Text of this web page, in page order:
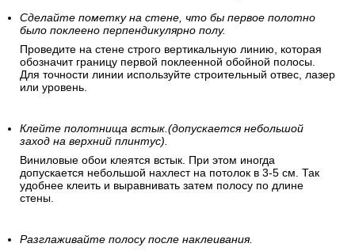
Сделайте пометку на стене, что бы первое полотно
было поклеено перпендикулярно полу.
Проведите на стене строго вертикальную линию, которая
обозначит границу первой поклеенной обойной полосы.
Для точности линии используйте строительный отвес, лазер
или уровень.
Клейте полотнища встык.(допускается небольшой
заход на верхний плинтус).
Виниловые обои клеятся встык. При этом иногда
допускается небольшой нахлест на потолок в 3-5 см. Так
удобнее клеить и выравнивать затем полосу по длине
стены.
Разглаживайте полосу после наклеивания.